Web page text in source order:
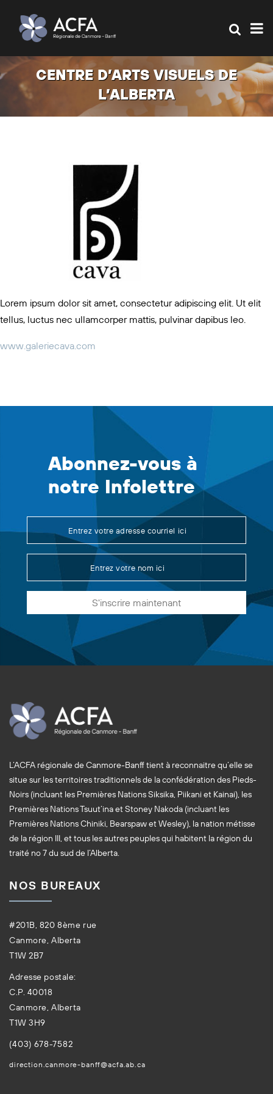
CENTRE D’ARTS VISUELS DE
L’ALBERTA
Lorem ipsum dolor sit amet, consectetur adipiscing elit. Ut elit
tellus, luctus nec ullamcorper mattis, pulvinar dapibus leo.
www.galeriecava.com
Abonnez-vous à
notre Infolettre
S'inscrire maintenant
L’ACFA régionale de Canmore-Banff tient à reconnaitre qu’elle se
situe sur les territoires traditionnels de la confédération des Pieds-
Noirs (incluant les Premières Nations Siksika, Piikani et Kainai), les
Premières Nations Tsuut’ina et Stoney Nakoda (incluant les
Premières Nations Chiniki, Bearspaw et Wesley), la nation métisse
de la région III, et tous les autres peuples qui habitent la région du
traité no 7 du sud de l’Alberta.
NOS BUREAUX
#201B, 820 8ème rue
Canmore, Alberta
T1W 2B7
Adresse postale:
C.P. 40018
Canmore, Alberta
T1W 3H9
(403) 678-7582
direction.canmore-banff@acfa.ab.ca